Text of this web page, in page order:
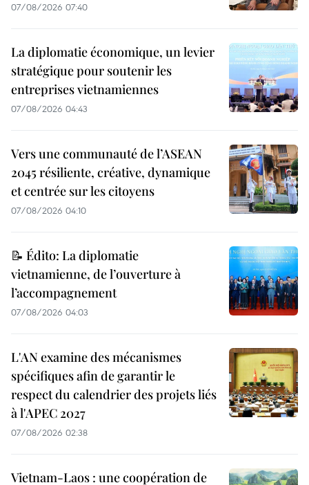
07/08/2026 07:40
La diplomatie économique, un levier
stratégique pour soutenir les
entreprises vietnamiennes
07/08/2026 04:43
Vers une communauté de l’ASEAN
2045 résiliente, créative, dynamique
et centrée sur les citoyens
07/08/2026 04:10
📝 Édito: La diplomatie
vietnamienne, de l’ouverture à
l’accompagnement
07/08/2026 04:03
L'AN examine des mécanismes
spécifiques afin de garantir le
respect du calendrier des projets liés
à l'APEC 2027
07/08/2026 02:38
Vietnam-Laos : une coopération de